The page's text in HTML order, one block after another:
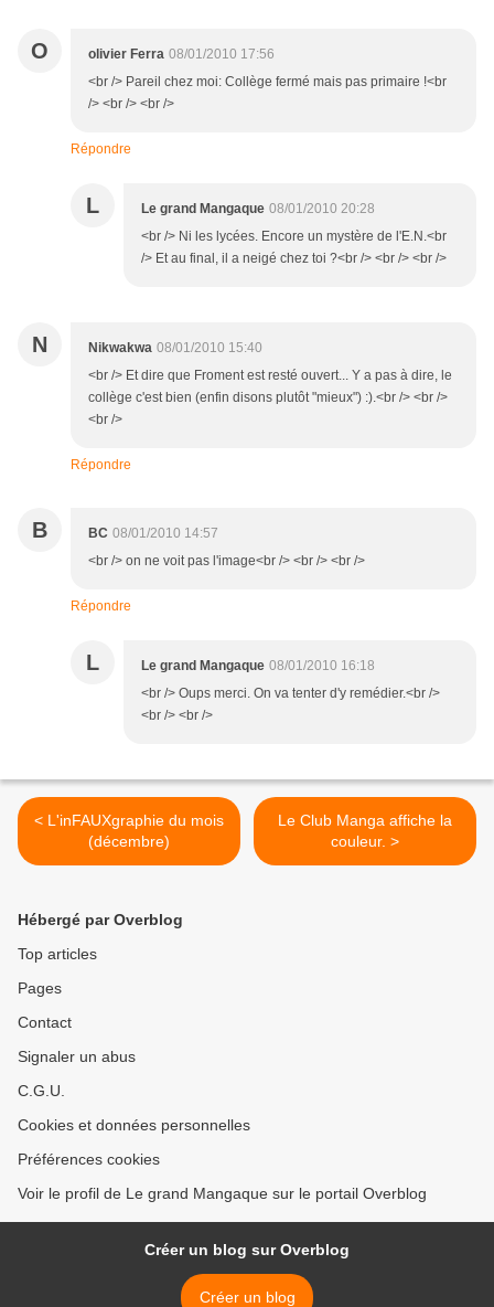
O olivier Ferra 08/01/2010 17:56
<br /> Pareil chez moi: Collège fermé mais pas primaire !<br
/> <br /> <br />
Répondre
L Le grand Mangaque 08/01/2010 20:28
<br /> Ni les lycées. Encore un mystère de l'E.N.<br
/> Et au final, il a neigé chez toi ?<br /> <br /> <br />
N Nikwakwa 08/01/2010 15:40
<br /> Et dire que Froment est resté ouvert... Y a pas à dire, le
collège c'est bien (enfin disons plutôt "mieux") :).<br /> <br />
<br />
Répondre
B BC 08/01/2010 14:57
<br /> on ne voit pas l'image<br /> <br /> <br />
Répondre
L Le grand Mangaque 08/01/2010 16:18
<br /> Oups merci. On va tenter d'y remédier.<br />
<br /> <br />
< L'inFAUXgraphie du mois
(décembre)
Le Club Manga affiche la
couleur. >
Hébergé par Overblog
Top articles
Pages
Contact
Signaler un abus
C.G.U.
Cookies et données personnelles
Préférences cookies
Voir le profil de Le grand Mangaque sur le portail Overblog
Créer un blog sur Overblog
Créer un blog